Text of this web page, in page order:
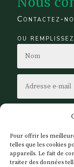
Pour offrir les
telles que les cookies
appareils. Le fait de
traiter des données
Contactez-
ou